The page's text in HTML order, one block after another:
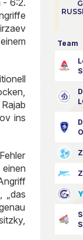
ins
„das
Team